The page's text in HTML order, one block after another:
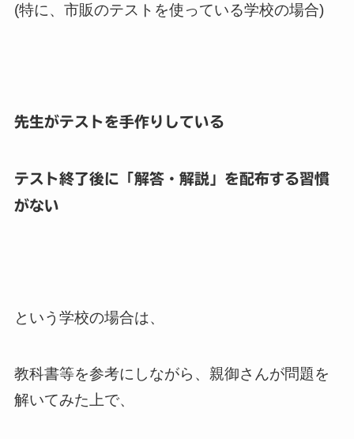
(特に、市販のテストを使っている学校の場合)
先生がテストを手作りしている
テスト終了後に「解答・解説」を配布する習慣
がない
という学校の場合は、
教科書等を参考にしながら、親御さんが問題を
解いてみた上で、